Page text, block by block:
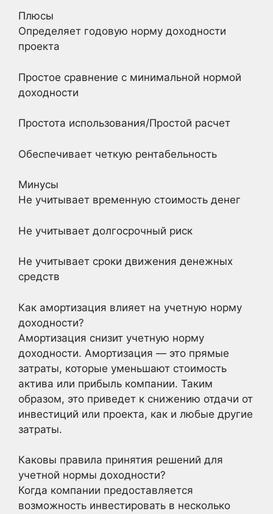
Плюсы
Определяет годовую норму доходности
проекта
Простое сравнение с минимальной нормой
доходности
Простота использования/Простой расчет
Обеспечивает четкую рентабельность
Минусы
Не учитывает временную стоимость денег
Не учитывает долгосрочный риск
Не учитывает сроки движения денежных
средств
Как амортизация влияет на учетную норму
доходности?
Амортизация снизит учетную норму
доходности. Амортизация — это прямые
затраты, которые уменьшают стоимость
актива или прибыль компании. Таким
образом, это приведет к снижению отдачи от
инвестиций или проекта, как и любые другие
затраты.
Каковы правила принятия решений для
учетной нормы доходности?
Когда компании предоставляется
возможность инвестировать в несколько